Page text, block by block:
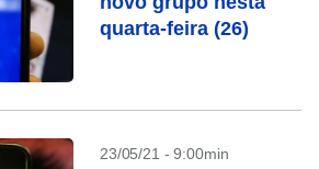
quarta-feira (26)
23/05/21 - 9:00min